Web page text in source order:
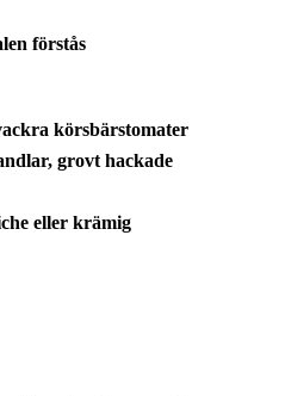
förstås
körsbärstomater
grovt hackade
eller krämig